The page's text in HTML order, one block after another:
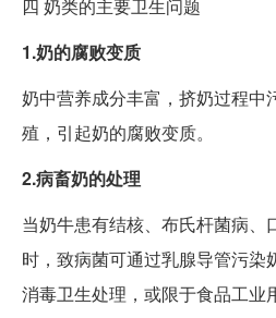
四 奶类的主要卫生问题
1.奶的腐败变质
奶中营养成分丰富，挤奶过程中
殖，引起奶的腐败变质。
2.病畜奶的处理
当奶牛患有结核、布氏杆菌病、
时，致病菌可通过乳腺导管污染
消毒卫生处理，或限于食品工业